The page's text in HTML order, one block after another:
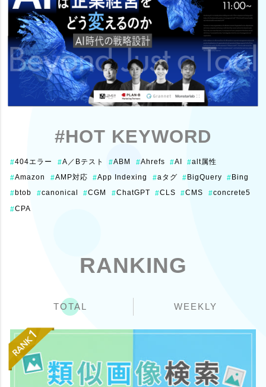
#HOT KEYWORD
#404エラー #A／Bテスト #ABM #Ahrefs #AI #alt属性
#Amazon #AMP対応 #App Indexing #aタグ # BigQuery # Bing
#btob #canonical #CGM #ChatGPT #CLS #CMS #concrete5
#CPA
RANKING
TOTAL WEEKLY